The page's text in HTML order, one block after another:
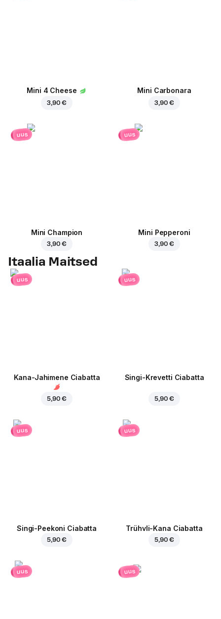
Mini 4 Cheese
3,90 €
Mini Carbonara
3,90 €
uus
Mini Champion
3,90 €
uus
Mini Pepperoni
3,90 €
Itaalia Maitsed
uus
Kana-Jahimene Ciabatta
5,90 €
uus
Singi-Krevetti Ciabatta
5,90 €
uus
Singi-Peekoni Ciabatta
5,90 €
uus
Trühvli-Kana Ciabatta
5,90 €
uus uus